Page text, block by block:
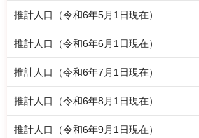
推計人口（令和6年5月1日現在）
推計人口（令和6年6月1日現在）
推計人口（令和6年7月1日現在）
推計人口（令和6年8月1日現在）
推計人口（令和6年9月1日現在）